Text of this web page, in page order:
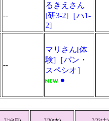
--
るきえさん
[研3-2]［ハ1-
2]
--
マリさん[体
験]［パン・
スペシオ］
●